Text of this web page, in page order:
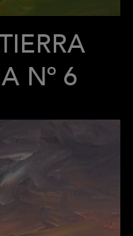
Nº 6